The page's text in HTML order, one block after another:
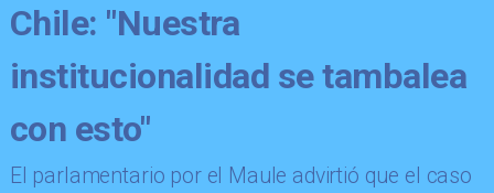
Chile: "Nuestra
institucionalidad se tambalea
con esto"
​El parlamentario por el Maule advirtió que el caso